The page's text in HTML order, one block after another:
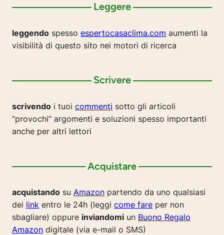
Leggere
leggendo spesso espertocasaclima.com aumenti la
visibilità di questo sito nei motori di ricerca
Scrivere
scrivendo i tuoi commenti sotto gli articoli
“provochi” argomenti e soluzioni spesso importanti
anche per altri lettori
Acquistare
acquistando su Amazon partendo da uno qualsiasi
dei link entro le 24h (leggi come fare per non
sbagliare) oppure inviandomi un Buono Regalo
Amazon digitale (via e-mail o SMS)